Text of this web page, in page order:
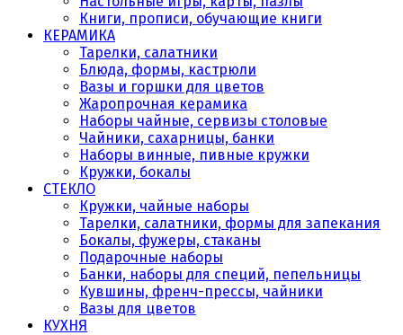
Книги, прописи, обучающие книги
КЕРАМИКА
Тарелки, салатники
Блюда, формы, кастрюли
Вазы и горшки для цветов
Жаропрочная керамика
Наборы чайные, сервизы столовые
Чайники, сахарницы, банки
Наборы винные, пивные кружки
Кружки, бокалы
СТЕКЛО
Кружки, чайные наборы
Тарелки, салатники, формы для запекания
Бокалы, фужеры, стаканы
Подарочные наборы
Банки, наборы для специй, пепельницы
Кувшины, френч-прессы, чайники
Вазы для цветов
КУХНЯ